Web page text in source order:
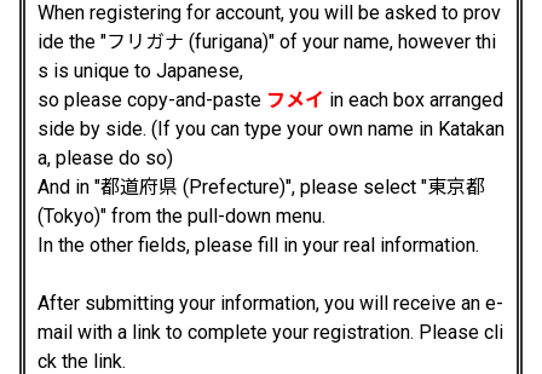
When registering for account, you will be asked to prov
ide the "フリガナ (furigana)" of your name, however thi
s is unique to Japanese,
so please copy-and-paste フメイ in each box arranged
side by side. (If you can type your own name in Katakan
a, please do so)
And in "都道府県 (Prefecture)", please select "東京都
(Tokyo)" from the pull-down menu.
In the other fields, please fill in your real information.
After submitting your information, you will receive an e-
mail with a link to complete your registration. Please cli
ck the link.